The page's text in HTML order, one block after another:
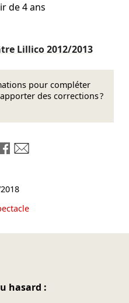
de 4 ans
Lillico2012/2013
pour compléter
des corrections ?
LinkedIn
sur Mastodon
Partager sur Bluesky
Partager sur Facebook
hasard :